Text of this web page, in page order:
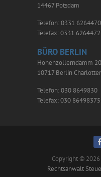
14467 Potsdam
Telefon: 0331 6264470
Telefax: 0331
BÜRO BERLIN
Hohenzollerndamm
10717 Berlin
Telefon: 030 8649830
Telefax: 030 86498375
Copyright © 2026
Rechtsanwalt